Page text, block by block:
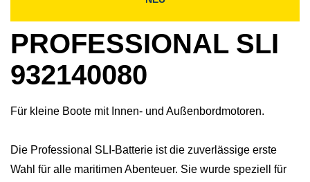
PROFESSIONAL SLI
932140080
Für kleine Boote mit Innen- und Außenbordmotoren.
Die Professional SLI-Batterie ist die zuverlässige erste
Wahl für alle maritimen Abenteuer. Sie wurde speziell für